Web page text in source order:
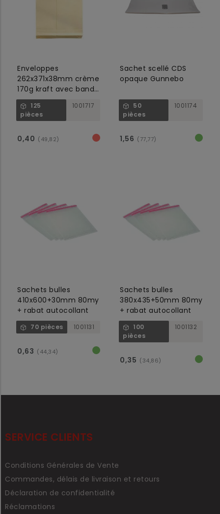
Enveloppes
262x371x38mm crème
170g kraft avec bande
silicone
125
pièces
1001717
0,40 (49,82)
Sachet scellé CDS
opaque Gunnebo
50
pièces
1001174
1,56 (77,77)
Sachets bulles
410x600+30mm 80my
+ rabat autocollant
70 pièces 1001131
0,63 (44,34)
Sachets bulles
380x435+50mm 80my
+ rabat autocollant
100
pièces
1001132
0,35 (34,86)
SERVICE CLIENTS
Conditions Générales de Vente
Commandes, délais de livraison et retours
Déclaration de confidentialité
Réclamations